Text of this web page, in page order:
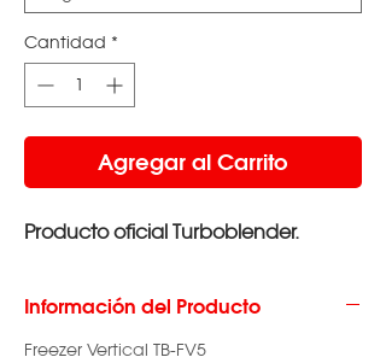
Cantidad *
Agregar al Carrito
Producto oficial Turboblender.
Información del Producto
Freezer Vertical TB-FV5